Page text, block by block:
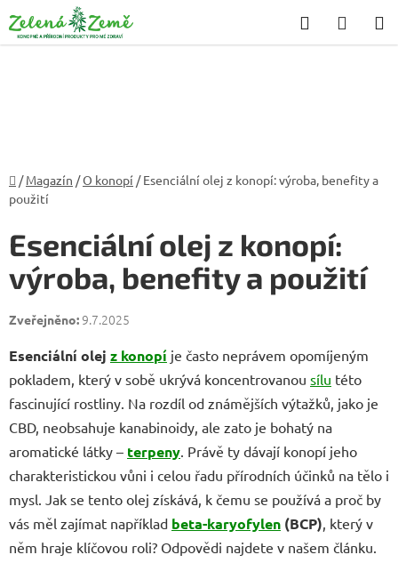
na
obsah
Hledat
KOŠÍK
Domů
/ Magazín /O konopí / Esenciální olej z konopí: výroba, benefity a
použití
Esenciální olej z konopí:
výroba, benefity a použití
9.7.2025
Esenciální olej z konopí je často neprávem opomíjeným
pokladem, který v sobě ukrývá koncentrovanou sílu této
fascinující rostliny. Na rozdíl od známějších výtažků, jako je
CBD, neobsahuje kanabinoidy, ale zato je bohatý na
aromatické látky – terpeny. Právě ty dávají konopí jeho
charakteristickou vůni i celou řadu přírodních účinků na tělo i
mysl. Jak se tento olej získává, k čemu se používá a proč by
vás měl zajímat například beta-karyofylen (BCP), který v
něm hraje klíčovou roli? Odpovědi najdete v našem článku.